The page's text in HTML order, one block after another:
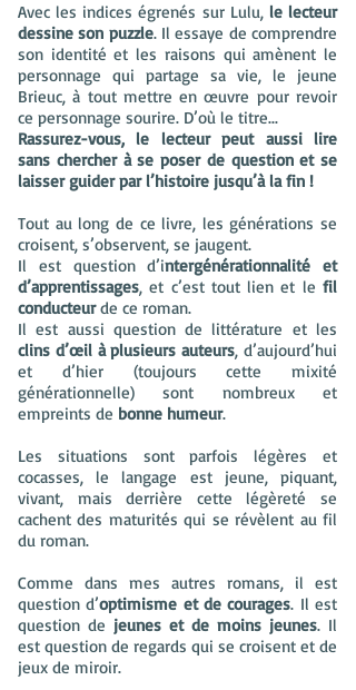
Avec les indices égrenés sur Lulu, le lecteur
dessine son puzzle. Il essaye de comprendre
son identité et les raisons qui amènent le
personnage qui partage sa vie, le jeune
Brieuc, à tout mettre en œuvre pour revoir
ce personnage sourire. D’où le titre...
Rassurez-vous, le lecteur peut aussi lire
sans chercher à se poser de question et se
laisser guider par l’histoire jusqu’à la fin !
Tout au long de ce livre, les générations se
croisent, s’observent, se jaugent.
Il est question d’intergénérationnalité et
d’apprentissages, et c’est tout lien et le fil
conducteurde ce roman.
Il est aussi question de littérature et les
clins d’œil à plusieurs auteurs, d’aujourd’hui
et d’hier (toujours cette mixité
générationnelle) sont nombreux et
empreints de bonne humeur.
Les situations sont parfois légères et
cocasses, le langage est jeune, piquant,
vivant, mais derrière cette légèreté se
cachent des maturités qui se révèlent au fil
du roman.
Comme dans mes autres romans, il est
question d’optimisme et de courages. Il est
question de jeunes et de moins jeunes. Il
est question de regards qui se croisent et de
jeux de miroir.